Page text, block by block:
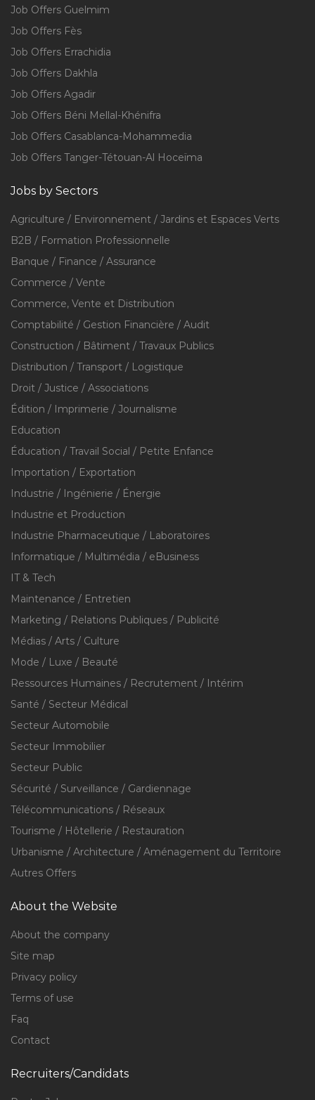
Job Offers Guelmim
Job Offers Fès
Job Offers Errachidia
Job Offers Dakhla
Job Offers Agadir
Job Offers Béni Mellal-Khénifra
Job Offers Casablanca-Mohammedia
Job Offers Tanger-Tétouan-Al Hoceïma
Jobs by Sectors
Agriculture / Environnement / Jardins et Espaces Verts
B2B / Formation Professionnelle
Banque / Finance / Assurance
Commerce / Vente
Commerce, Vente et Distribution
Comptabilité / Gestion Financière / Audit
Construction / Bâtiment / Travaux Publics
Distribution / Transport / Logistique
Droit / Justice / Associations
Édition / Imprimerie / Journalisme
Education
Éducation / Travail Social / Petite Enfance
Importation / Exportation
Industrie / Ingénierie / Énergie
Industrie et Production
Industrie Pharmaceutique / Laboratoires
Informatique / Multimédia / eBusiness
IT & Tech
Maintenance / Entretien
Marketing / Relations Publiques / Publicité
Médias / Arts / Culture
Mode / Luxe / Beauté
Ressources Humaines / Recrutement / Intérim
Santé / Secteur Médical
Secteur Automobile
Secteur Immobilier
Secteur Public
Sécurité / Surveillance / Gardiennage
Télécommunications / Réseaux
Tourisme / Hôtellerie / Restauration
Urbanisme / Architecture / Aménagement du Territoire
Autres Offers
About the Website
About the company
Site map
Privacy policy
Terms of use
Faq
Contact
Recruiters/Candidats